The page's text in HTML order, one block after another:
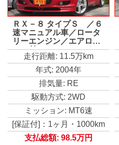
ＲＸ－８ タイプＳ ／６
速マニュアル車／ロータ
リーエンジン／エアロパ
ーツ付／ＨＩＤヘッドラ
イト／純正アルミホイー
ル／純正ＤＶＤナビ／禁
煙車／記録簿付／修復歴
走行距離: 11.5万km
年式: 2004年
排気量: RE
駆動方式: 2WD
ミッション: MT6速
[保証付]：1ヶ月・1000km
支払総額: 98.5万円